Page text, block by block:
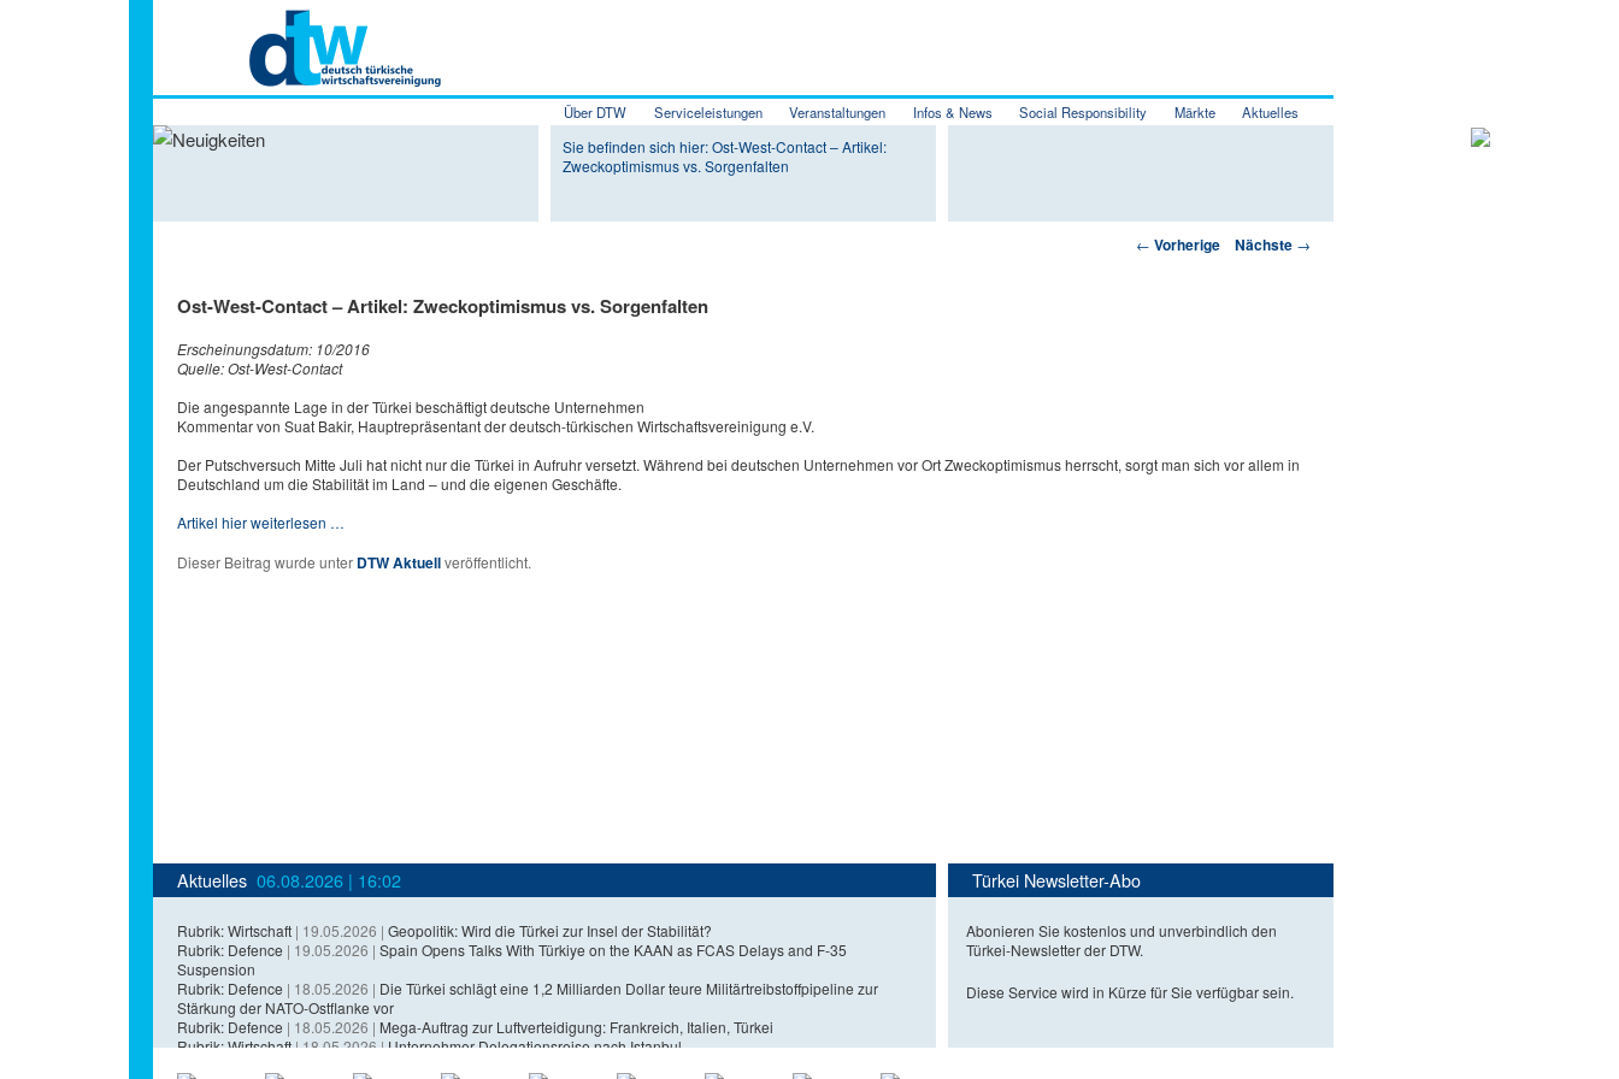
Zum Inhalt wechseln
Zum sekundären Inhalt wechseln
Über DTW Serviceleistungen Veranstaltungen Infos & News Social Responsibility Märkte Aktuelles
Sie befinden sich hier: Ost-West-Contact – Artikel:
Zweckoptimismus vs. Sorgenfalten
Artikelnavigation
← Vorherige Nächste →
Ost-West-Contact – Artikel: Zweckoptimismus vs. Sorgenfalten
Erscheinungsdatum: 10/2016
Quelle: Ost-West-Contact
Die angespannte Lage in der Türkei beschäftigt deutsche Unternehmen
Kommentar von Suat Bakir, Hauptrepräsentant der deutsch-türkischen Wirtschaftsvereinigung e.V.
Der Putschversuch Mitte Juli hat nicht nur die Türkei in Aufruhr versetzt. Während bei deutschen Unternehmen vor Ort Zweckoptimismus herrscht, sorgt man sich vor allem in
Deutschland um die Stabilität im Land – und die eigenen Geschäfte.
Artikel hier weiterlesen …
Dieser Beitrag wurde unter DTW Aktuellveröffentlicht.
Aktuelles 06.08.2026 | 16:02
Rubrik: Wirtschaft | 19.05.2026 | Geopolitik: Wird die Türkei zur Insel der Stabilität?
Rubrik: Defence | 19.05.2026 | Spain Opens Talks With Türkiye on the KAAN as FCAS Delays and F-35
Suspension
Rubrik: Defence | 18.05.2026 | Die Türkei schlägt eine 1,2 Milliarden Dollar teure Militärtreibstoffpipeline zur
Stärkung der NATO-Ostflanke vor
Rubrik: Defence | 18.05.2026 | Mega-Auftrag zur Luftverteidigung: Frankreich, Italien, Türkei
Rubrik: Wirtschaft| 18.05.2026 |Unternehmer-Delegationsreise nach Istanbul
Türkei Newsletter-Abo
Abonieren Sie kostenlos und unverbindlich den
Türkei-Newsletter der DTW.
Diese Service wird in Kürze für Sie verfügbar sein.